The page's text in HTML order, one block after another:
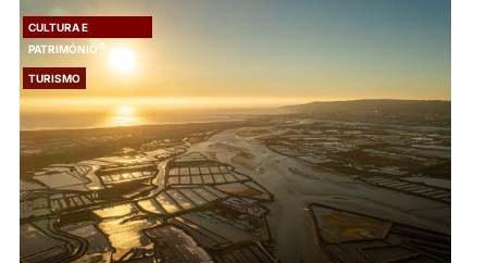
CULTURA E
PATRIMÓNIO
TURISMO